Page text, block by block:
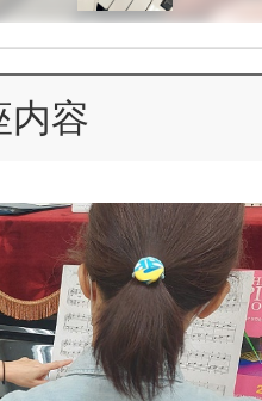
内容